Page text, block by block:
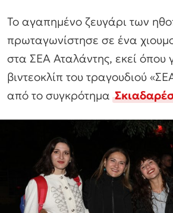
Το αγαπημένο ζευγάρι των
πρωταγωνίστησε σε ένα
στα ΣΕΑ Αταλάντης, εκεί όπου
βιντεοκλίπ του τραγουδιού
από το συγκρότημα